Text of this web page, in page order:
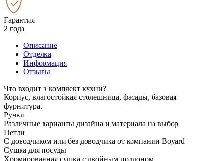
Гарантия
2 года
Описание
Отделка
Информация
Отзывы
Что входит в комплект кухни?
Корпус, влагостойкая столешница, фасады, базовая
фурнитура.
Ручки
Различные варианты дизайна и материала на выбор
Петли
С доводчиком или без доводчика от компании Boyard
Сушка для посуды
Хромированная сушка с двойным поддоном